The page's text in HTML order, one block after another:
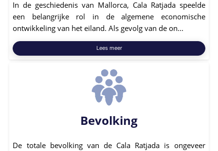
In de geschiedenis van Mallorca, Cala Ratjada speelde
een belangrijke rol in de algemene economische
ontwikkeling van het eiland. Als gevolg van de on...
Lees meer
Bevolking
De totale bevolking van de Cala Ratjada is ongeveer